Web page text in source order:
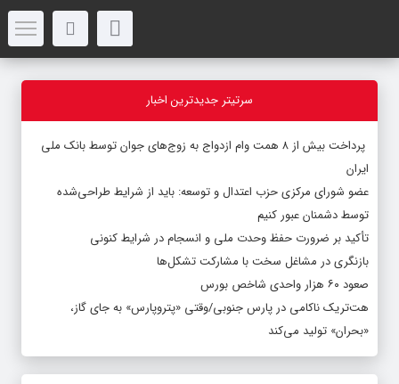
سرتیتر جدیدترین اخبار
پرداخت بیش از ۸ همت وام ازدواج به زوج‌های جوان توسط بانک ملی
ایران
عضو شورای مرکزی حزب اعتدال و توسعه: باید از شرایط طراحی‌شده
توسط دشمنان عبور کنیم
تأکید بر ضرورت حفظ وحدت ملی و انسجام در شرایط کنونی
بازنگری در مشاغل سخت با مشارکت تشکل‌ها
صعود ۶۰ هزار واحدی شاخص بورس
هت‌تریک ناکامی در پارس جنوبی/وقتی «پتروپارس» به جای گاز،
«بحران» تولید می‌کند